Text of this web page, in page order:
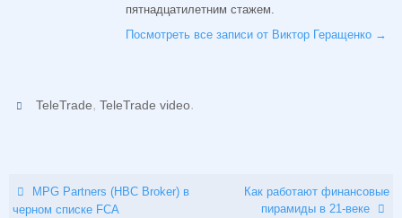
пятнадцатилетним стажем.
Посмотреть все записи от Виктор Геращенко →
TeleTrade,TeleTrade video.
MPG Partners (HBC Broker) в
черном списке FCA
Как работают финансовые
пирамиды в 21-веке